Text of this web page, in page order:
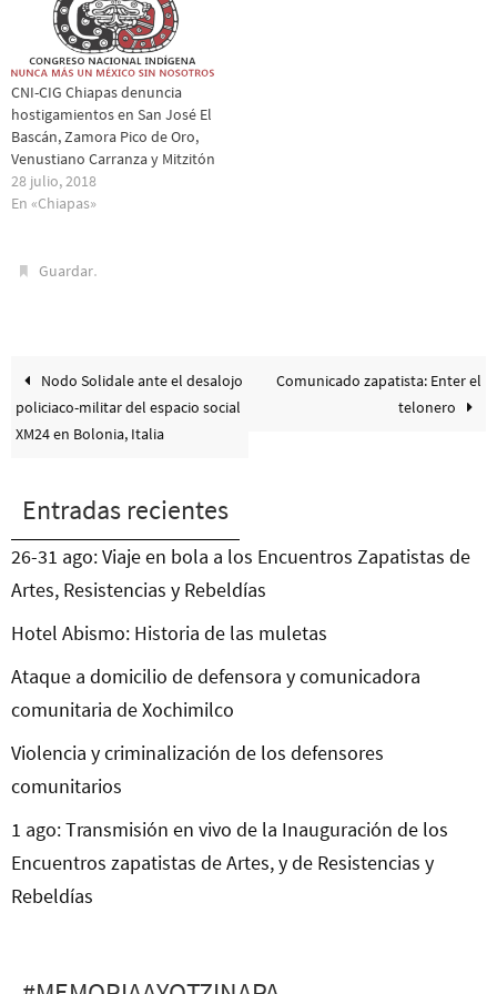
CNI-CIG Chiapas denuncia
hostigamientos en San José El
Bascán, Zamora Pico de Oro,
Venustiano Carranza y Mitzitón
28 julio, 2018
En «Chiapas»
Guardar.
Nodo Solidale ante el desalojo
policiaco-militar del espacio social
XM24 en Bolonia, Italia
Comunicado zapatista: Enter el
telonero
Entradas recientes
26-31 ago: Viaje en bola a los Encuentros Zapatistas de
Artes, Resistencias y Rebeldías
Hotel Abismo: Historia de las muletas
Ataque a domicilio de defensora y comunicadora
comunitaria de Xochimilco
Violencia y criminalización de los defensores
comunitarios
1 ago: Transmisión en vivo de la Inauguración de los
Encuentros zapatistas de Artes, y de Resistencias y
Rebeldías